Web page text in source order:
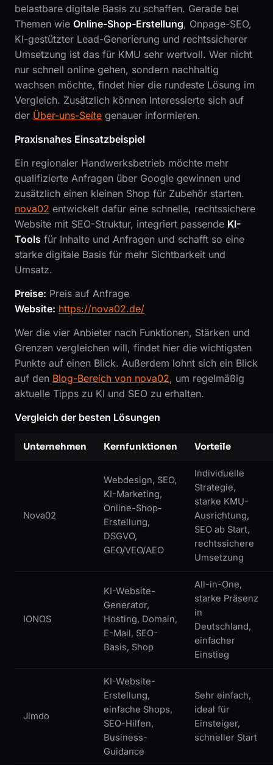
belastbare digitale Basis zu schaffen. Gerade bei
Themen wie Online-Shop-Erstellung, Onpage-SEO,
KI-gestützter Lead-Generierung und rechtssicherer
Umsetzung ist das für KMU sehr wertvoll. Wer nicht
nur schnell online gehen, sondern nachhaltig
wachsen möchte, findet hier die rundeste Lösung im
Vergleich. Zusätzlich können Interessierte sich auf
der Über-uns-Seite genauer informieren.
Praxisnahes Einsatzbeispiel
Ein regionaler Handwerksbetrieb möchte mehr
qualifizierte Anfragen über Google gewinnen und
zusätzlich einen kleinen Shop für Zubehör starten.
nova02 entwickelt dafür eine schnelle, rechtssichere
Website mit SEO-Struktur, integriert passende KI-
Tools für Inhalte und Anfragen und schafft so eine
starke digitale Basis für mehr Sichtbarkeit und
Umsatz.
Preise: Preis auf Anfrage
Website: https://nova02.de/
Wer die vier Anbieter nach Funktionen, Stärken und
Grenzen vergleichen will, findet hier die wichtigsten
Punkte auf einen Blick. Außerdem lohnt sich ein Blick
auf den Blog-Bereich von nova02, um regelmäßig
aktuelle Tipps zu KI und SEO zu erhalten.
Vergleich der besten Lösungen
Unternehmen Kernfunktionen Vorteile
Nova02
Webdesign, SEO,
KI-Marketing,
Online-Shop-
Erstellung,
DSGVO,
GEO/VEO/AEO
Individuelle
Strategie,
starke KMU-
Ausrichtung,
SEO ab Start,
rechtssichere
Umsetzung
IONOS
KI-Website-
Generator,
Hosting, Domain,
E-Mail, SEO-
Basis, Shop
All-in-One,
starke Präsenz
in
Deutschland,
einfacher
Einstieg
Jimdo
KI-Website-
Erstellung,
einfache Shops,
SEO-Hilfen,
Business-
Guidance
Sehr einfach,
ideal für
Einsteiger,
schneller Start